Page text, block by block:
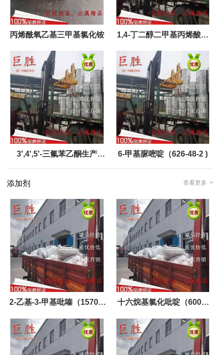
丙烯酰氧乙基三甲基氯化铵 1,4-丁二醇二甲基丙烯酸酯
（2082-81-7）
3',4',5'-三氟苯乙酮生产 6-甲基脲嘧啶（626-48-2 )
添加剂 查看更多 >
2-乙基-3-甲基吡嗪（15707-
23-0）
十六烷基氯化吡啶（6004-
24-6）